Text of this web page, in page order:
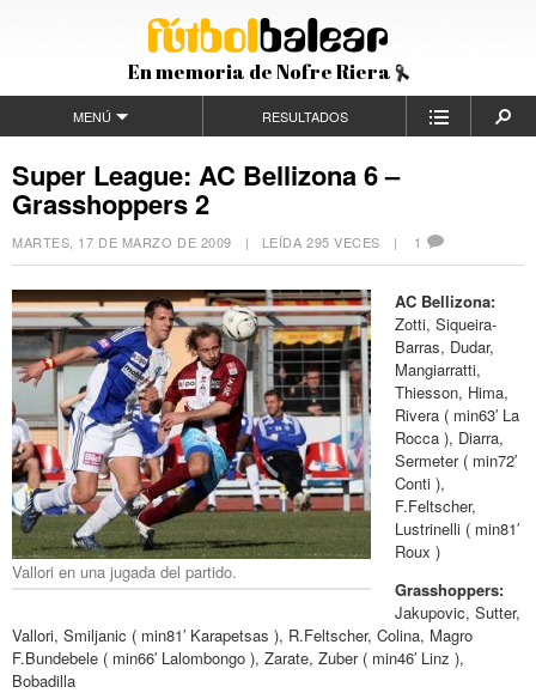
En memoria de Nofre Riera
MENÚ RESULTADOS
Super League: AC Bellizona 6 –
Grasshoppers 2
MARTES, 17 DE MARZO DE 2009 | LEÍDA 295 VECES | 1
Vallori en una jugada del partido.
AC Bellizona:
Zotti, Siqueira-
Barras, Dudar,
Mangiarratti,
Thiesson, Hima,
Rivera ( min63′ La
Rocca ), Diarra,
Sermeter ( min72′
Conti ),
F.Feltscher,
Lustrinelli ( min81′
Roux )
Grasshoppers:
Jakupovic, Sutter,
Vallori, Smiljanic ( min81′ Karapetsas ), R.Feltscher, Colina, Magro
F.Bundebele ( min66′ Lalombongo ), Zarate, Zuber ( min46′ Linz ),
Bobadilla